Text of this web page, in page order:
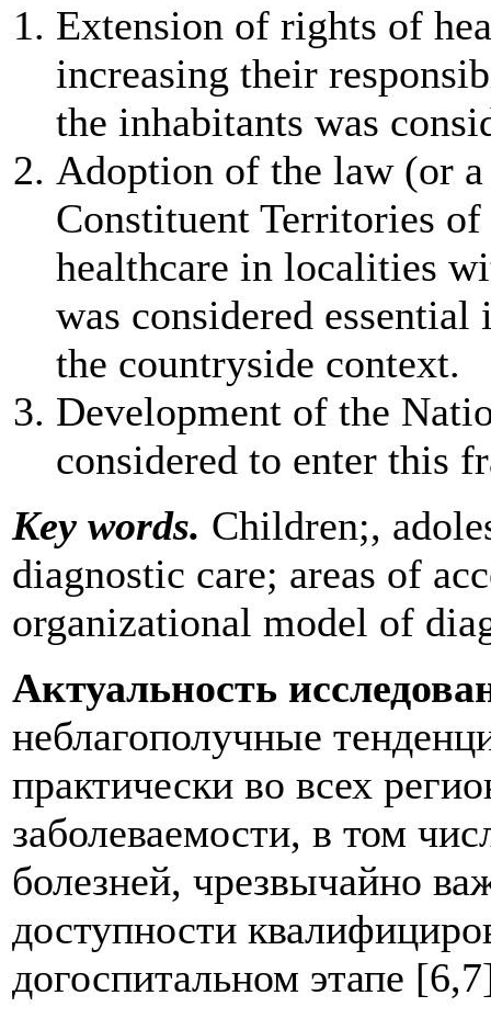
Extension of rights of
increasing their
the inhabitants was
Adoption of the law (or
Constituent Territories
healthcare in localities
was considered
the countryside context.
Development of the
considered to enter this
Key words. Children;,
diagnostic care; areas of
organizational model of
Актуальность
неблагополучные
практически во всех
заболеваемости, в том
болезней, чрезвычайно
доступности
догоспитальном этапе